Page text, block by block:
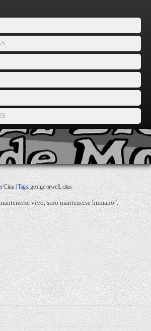
Citas| Tags:george orwell ,citas
vivo, sino mantenerse humano".